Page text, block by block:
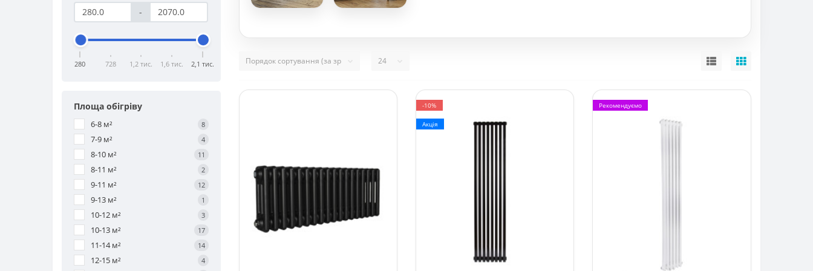
-
280 728 1,2 тис. 1,6 тис. 2,1 тис.
Площа обігріву
6-8 м² 8
7-9 м² 4
8-10 м² 11
8-11 м² 2
9-11 м² 12
9-13 м² 1
10-12 м² 3
10-13 м² 17
11-14 м² 14
12-15 м² 4
-10%
Акція
Рекомендуємо